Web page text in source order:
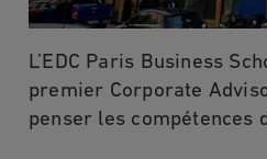
L’EDC Paris Business
premier Corporate
penser les compétences